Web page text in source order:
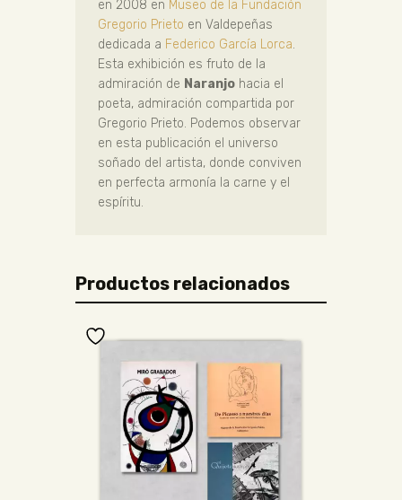
en 2008 en Museo de la Fundación
Gregorio Prieto en Valdepeñas
dedicada a Federico García Lorca.
Esta exhibición es fruto de la
admiración de Naranjo hacia el
poeta, admiración compartida por
Gregorio Prieto. Podemos observar
en esta publicación el universo
soñado del artista, donde conviven
en perfecta armonía la carne y el
espíritu.
Productos relacionados